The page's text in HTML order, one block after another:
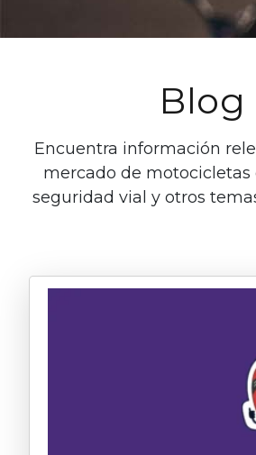
Blog
Encuentra información
mercado de motocicletas
seguridad vial y otros